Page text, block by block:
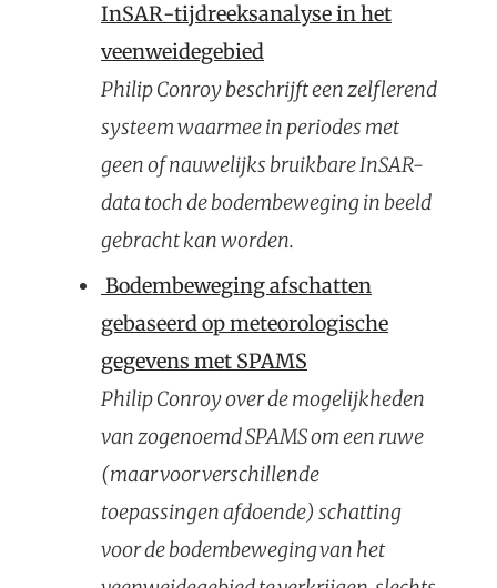
InSAR-tijdreeksanalyse in het
veenweidegebied
Philip Conroy beschrijft een zelflerend
systeem waarmee in periodes met
geen of nauwelijks bruikbare InSAR-
data toch de bodembeweging in beeld
gebracht kan worden.
Bodembeweging afschatten
gebaseerd op meteorologische
gegevens met SPAMS
Philip Conroy over de mogelijkheden
van zogenoemd SPAMS om een ruwe
(maar voor verschillende
toepassingen afdoende) schatting
voor de bodembeweging van het